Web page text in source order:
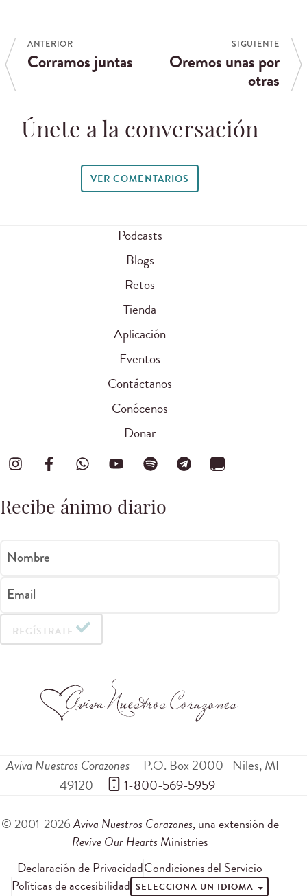
ANTERIOR
Corramos juntas
SIGUIENTE
Oremos unas por
otras
Únete a la conversación
VER COMENTARIOS
Podcasts
Blogs
Retos
Tienda
Aplicación
Eventos
Contáctanos
Conócenos
Donar
Recibe ánimo diario
Nombre
Email
REGÍSTRATE
Aviva Nuestros Corazones P.O. Box 2000 Niles,MI
49120
1-800-569-5959
© 2001-2026Aviva Nuestros Corazones, una extensión de
Revive Our Hearts Ministries
Declaración de PrivacidadCondiciones del Servicio
Políticas de accesibilidad SELECCIONA UN IDIOMA